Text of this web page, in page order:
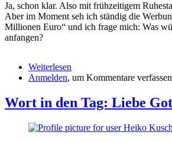
Ja, schon klar. Also mit frühzeitigem
Aber im Moment seh ich ständig die
Millionen Euro“ und ich frage mich: Was
anfangen?
Weiterlesen
Wagenkirche:
Anmelden, um Kommentare
Wort in den Tag: Liebe